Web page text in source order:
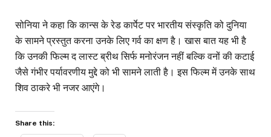
सोनिया ने कहा कि कान्स के रेड कार्पेट पर भारतीय संस्कृति को दुनिया
के सामने प्रस्तुत करना उनके लिए गर्व का क्षण है। खास बात यह भी है
कि उनकी फिल्म द लास्ट ब्रीथ सिर्फ मनोरंजन नहीं बल्कि वनों की कटाई
जैसे गंभीर पर्यावरणीय मुद्दे को भी सामने लाती है। इस फिल्म में उनके साथ
शिव ठाकरे भी नजर आएंगे।
Share this: